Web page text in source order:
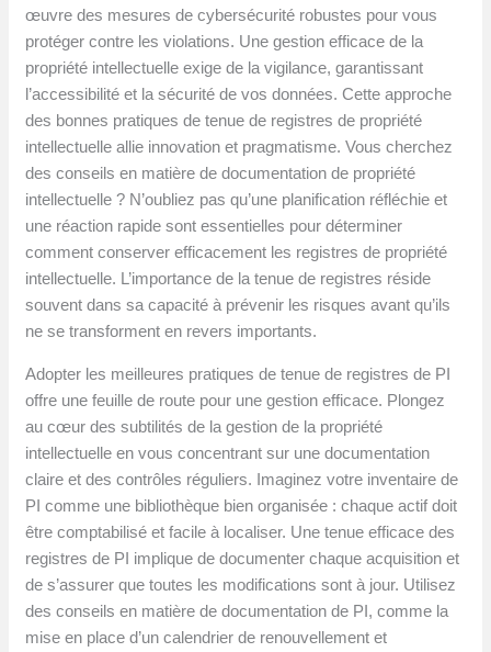
œuvre des mesures de cybersécurité robustes pour vous
protéger contre les violations. Une gestion efficace de la
propriété intellectuelle exige de la vigilance, garantissant
l’accessibilité et la sécurité de vos données. Cette approche
des bonnes pratiques de tenue de registres de propriété
intellectuelle allie innovation et pragmatisme. Vous cherchez
des conseils en matière de documentation de propriété
intellectuelle ? N’oubliez pas qu’une planification réfléchie et
une réaction rapide sont essentielles pour déterminer
comment conserver efficacement les registres de propriété
intellectuelle. L’importance de la tenue de registres réside
souvent dans sa capacité à prévenir les risques avant qu’ils
ne se transforment en revers importants.
Adopter les meilleures pratiques de tenue de registres de PI
offre une feuille de route pour une gestion efficace. Plongez
au cœur des subtilités de la gestion de la propriété
intellectuelle en vous concentrant sur une documentation
claire et des contrôles réguliers. Imaginez votre inventaire de
PI comme une bibliothèque bien organisée : chaque actif doit
être comptabilisé et facile à localiser. Une tenue efficace des
registres de PI implique de documenter chaque acquisition et
de s’assurer que toutes les modifications sont à jour. Utilisez
des conseils en matière de documentation de PI, comme la
mise en place d’un calendrier de renouvellement et